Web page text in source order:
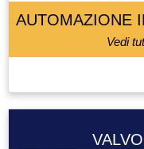
AUTOMAZIONE
Vedi